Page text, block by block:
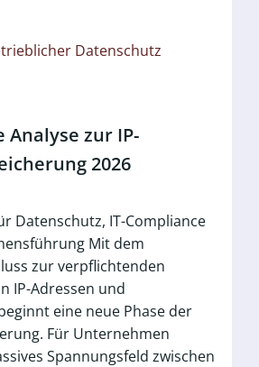
Datenschutz
Analyse zur IP-
2026
Datenschutz, IT-Compliance
Mit dem
zur verpflichtenden
IP-Adressen und
eine neue Phase der
Für Unternehmen
Spannungsfeld zwischen